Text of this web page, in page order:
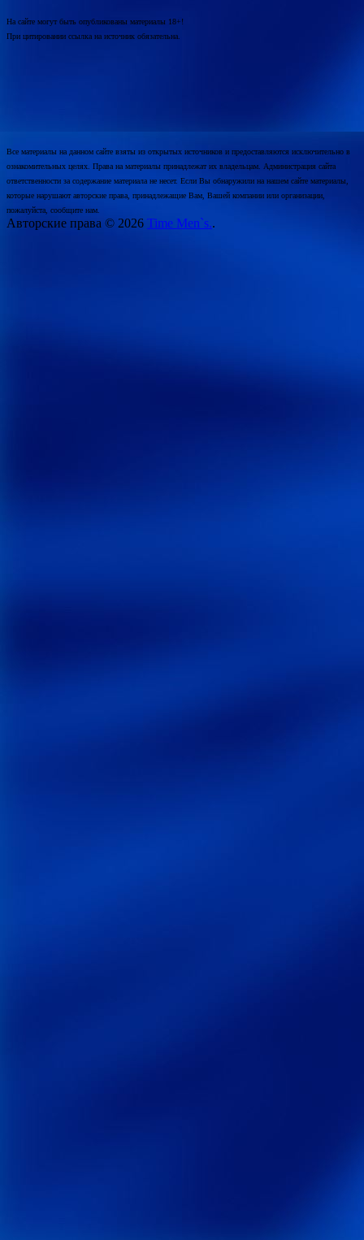
На сайте могут быть опубликованы материалы 18+!
При цитировании ссылка на источник обязательна.
Все материалы на данном сайте взяты из открытых источников и предоставляются исключительно в
ознакомительных целях. Права на материалы принадлежат их владельцам. Администрация сайта
ответственности за содержание материала не несет. Если Вы обнаружили на нашем сайте материалы,
которые нарушают авторские права, принадлежащие Вам, Вашей компании или организации,
пожалуйста, сообщите нам.
Авторские права © 2026 Time Men`s..